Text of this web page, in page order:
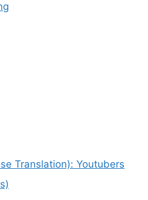
Translation): Youtubers